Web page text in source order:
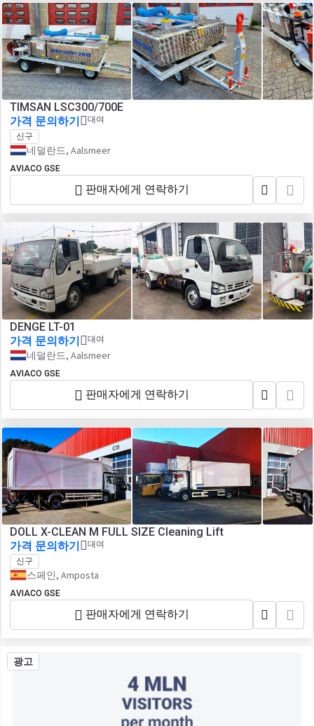
TIMSAN LSC300/700E
가격 문의하기
대여
신구
네덜란드, Aalsmeer
AVIACO GSE
판매자에게 연락하기
DENGE LT-01
가격 문의하기
대여
네덜란드, Aalsmeer
AVIACO GSE
판매자에게 연락하기
DOLL X-CLEAN M FULL SIZE Cleaning Lift
가격 문의하기
대여
신구
스페인, Amposta
AVIACO GSE
판매자에게 연락하기
광고